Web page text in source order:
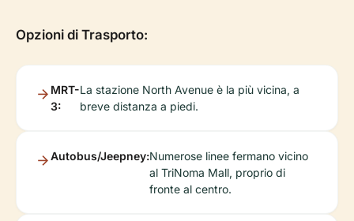
Opzioni di Trasporto:
MRT-
3:
La stazione North Avenue è la più vicina, a
breve distanza a piedi.
Autobus/Jeepney:Numerose linee fermano vicino
al TriNoma Mall, proprio di
fronte al centro.